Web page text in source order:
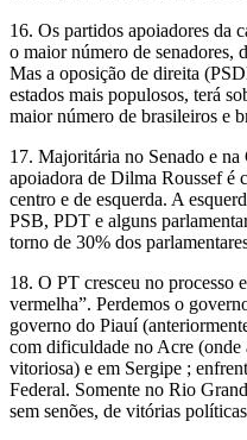
16. Os partidos apoiadores da
o maior número de senadores,
Mas a oposição de direita
estados mais populosos, terá
maior número de brasileiros e
17. Majoritária no Senado e
apoiadora de Dilma Roussef é
centro e de esquerda. A
PSB, PDT e alguns
torno de 30% dos
18. O PT cresceu no processo
vermelha”. Perdemos o
governo do Piauí
com dificuldade no Acre (onde
vitoriosa) e em Sergipe ;
Federal. Somente no Rio
sem senões, de vitórias